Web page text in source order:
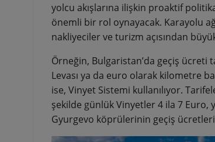
yolcu akışlarına ilişkin proaktif
önemli bir rol oynayacak. Karayolu
nakliyeciler ve turizm açısından
Örneğin, Bulgaristan’da geçiş ücreti
Levası ya da euro olarak kilometre
ise, Vinyet Sistemi kullanılıyor.
şekilde günlük Vinyetler 4 ila 7 Euro,
Gyurgevo köprülerinin geçiş